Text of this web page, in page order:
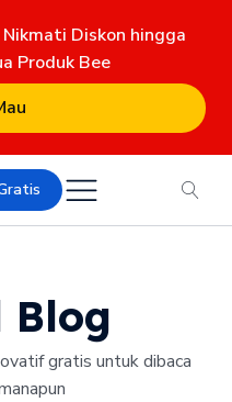
Diskon hingga
Produk Bee
Blog
gratis untuk dibaca